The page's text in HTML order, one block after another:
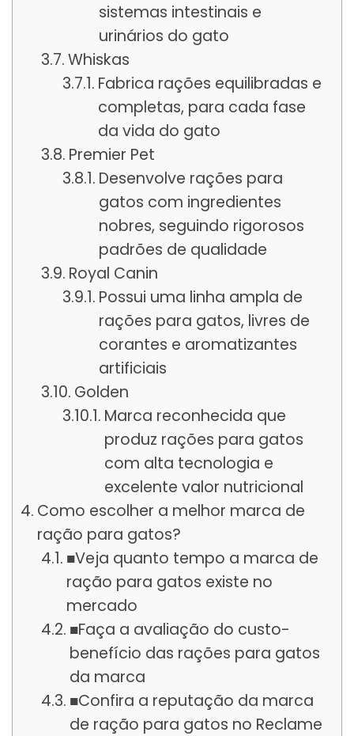
sistemas intestinais e
urinários do gato
Whiskas
Fabrica rações equilibradas e
completas, para cada fase
da vida do gato
Premier Pet
Desenvolve rações para
gatos com ingredientes
nobres, seguindo rigorosos
padrões de qualidade
Royal Canin
Possui uma linha ampla de
rações para gatos, livres de
corantes e aromatizantes
artificiais
Golden
Marca reconhecida que
produz rações para gatos
com alta tecnologia e
excelente valor nutricional
Como escolher a melhor marca de
ração para gatos?
■Veja quanto tempo a marca de
ração para gatos existe no
mercado
■Faça a avaliação do custo-
benefício das rações para gatos
da marca
■Confira a reputação da marca
de ração para gatos no Reclame